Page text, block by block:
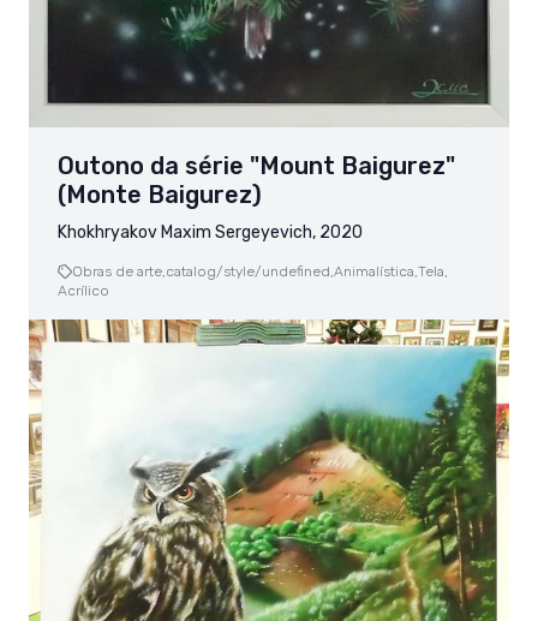
Outono da série "Mount Baigurez"
(Monte Baigurez)
Khokhryakov Maxim Sergeyevich, 2020
Obras de arte,catalog/style/undefined,Animalística,Tela,
Acrílico